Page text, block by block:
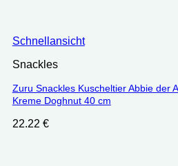
Schnellansicht
Snackles
Zuru Snackles Kuscheltier Abbie der
Kreme Doghnut 40 cm
22.22 €